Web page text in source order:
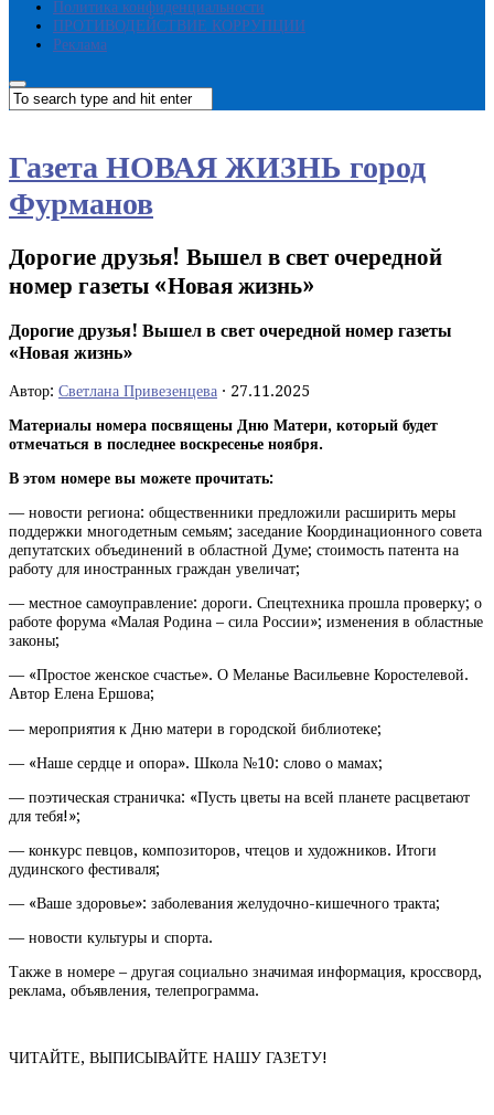
Политика конфиденциальности
ПРОТИВОДЕЙСТВИЕ КОРРУПЦИИ
Реклама
Газета НОВАЯ ЖИЗНЬ город
Фурманов
Дорогие друзья! Вышел в свет очередной
номер газеты «Новая жизнь»
Дорогие друзья! Вышел в свет очередной номер газеты
«Новая жизнь»
Автор: Светлана Привезенцева · 27.11.2025
Материалы номера посвящены Дню Матери, который будет
отмечаться в последнее воскресенье ноября.
В этом номере вы можете прочитать:
— новости региона: общественники предложили расширить меры
поддержки многодетным семьям; заседание Координационного совета
депутатских объединений в областной Думе; стоимость патента на
работу для иностранных граждан увеличат;
— местное самоуправление: дороги. Спецтехника прошла проверку; о
работе форума «Малая Родина – сила России»; изменения в областные
законы;
— «Простое женское счастье». О Меланье Васильевне Коростелевой.
Автор Елена Ершова;
— мероприятия к Дню матери в городской библиотеке;
— «Наше сердце и опора». Школа №10: слово о мамах;
— поэтическая страничка: «Пусть цветы на всей планете расцветают
для тебя!»;
— конкурс певцов, композиторов, чтецов и художников. Итоги
дудинского фестиваля;
— «Ваше здоровье»: заболевания желудочно-кишечного тракта;
— новости культуры и спорта.
Также в номере – другая социально значимая информация, кроссворд,
реклама, объявления, телепрограмма.
ЧИТАЙТЕ, ВЫПИСЫВАЙТЕ НАШУ ГАЗЕТУ!